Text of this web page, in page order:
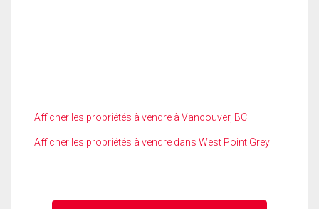
Afficher les propriétés à vendre à Vancouver, BC
Afficher les propriétés à vendre dans West Point Grey